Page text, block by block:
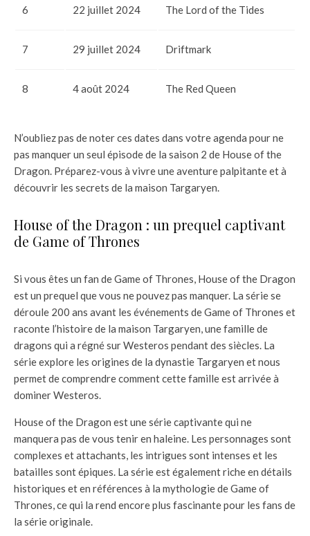
6 22 juillet 2024 The Lord of the Tides
7 29 juillet 2024 Driftmark
8 4 août 2024 The Red Queen
N’oubliez pas de noter ces dates dans votre agenda pour ne
pas manquer un seul épisode de la saison 2 de House of the
Dragon. Préparez-vous à vivre une aventure palpitante et à
découvrir les secrets de la maison Targaryen.
House of the Dragon : un prequel captivant
de Game of Thrones
Si vous êtes un fan de Game of Thrones, House of the Dragon
est un prequel que vous ne pouvez pas manquer. La série se
déroule 200 ans avant les événements de Game of Thrones et
raconte l’histoire de la maison Targaryen, une famille de
dragons qui a régné sur Westeros pendant des siècles. La
série explore les origines de la dynastie Targaryen et nous
permet de comprendre comment cette famille est arrivée à
dominer Westeros.
House of the Dragon est une série captivante qui ne
manquera pas de vous tenir en haleine. Les personnages sont
complexes et attachants, les intrigues sont intenses et les
batailles sont épiques. La série est également riche en détails
historiques et en références à la mythologie de Game of
Thrones, ce qui la rend encore plus fascinante pour les fans de
la série originale.